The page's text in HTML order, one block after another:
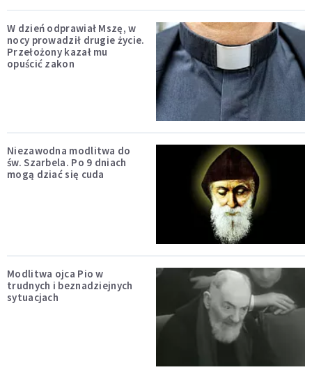
W dzień odprawiał Mszę, w
nocy prowadził drugie życie.
Przełożony kazał mu
opuścić zakon
Niezawodna modlitwa do
św. Szarbela. Po 9 dniach
mogą dziać się cuda
Modlitwa ojca Pio w
trudnych i beznadziejnych
sytuacjach